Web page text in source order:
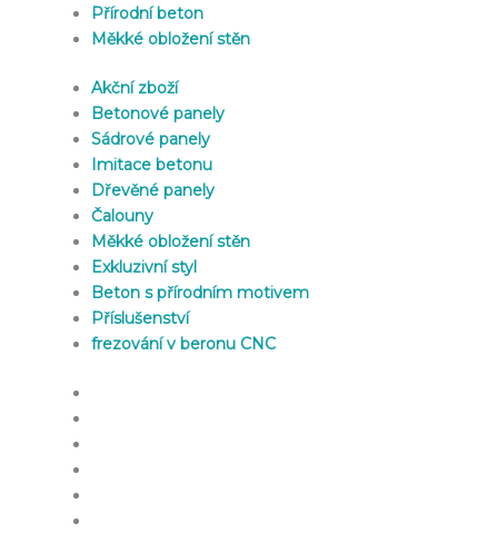
Přírodní beton
Měkké obložení stěn
Akční zboží
Betonové panely
Sádrové panely
Imitace betonu
Dřevěné panely
Čalouny
Měkké obložení stěn
Exkluzivní styl
Beton s přírodním motivem
Příslušenství
frezování v beronu CNC